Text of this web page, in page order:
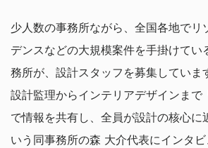
少人数の事務所ながら、全国各地でリ
デンスなどの大規模案件を手掛けてい
務所が、設計スタッフを募集していま
設計監理からインテリアデザインまで
で情報を共有し、全員が設計の核心に
いう同事務所の森 大介代表にインタビ